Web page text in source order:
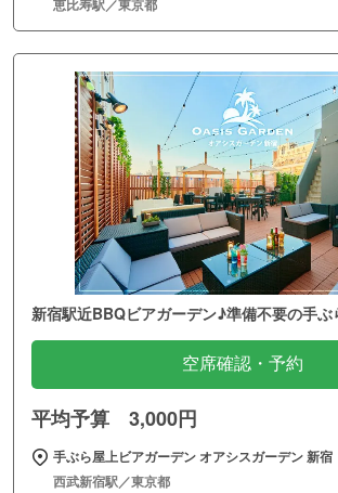
恵比寿駅／東京都
新宿駅近BBQビアガーデン♪準備不要の手ぶ
空席確認・予約
平均予算 3,000円
手ぶら屋上ビアガーデン オアシスガーデン 新宿
西武新宿駅／東京都